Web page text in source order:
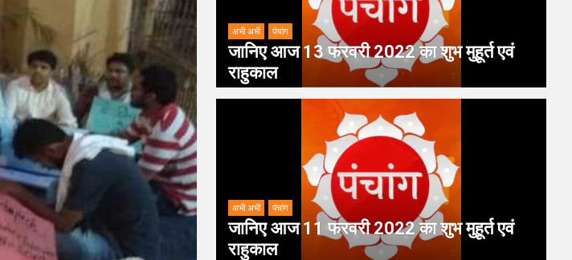
अभी अभी पंचांग
जानिए आज 13 फरवरी 2022 का शुभ मुहूर्त एवं
राहुकाल
अभी अभी पंचांग
जानिए आज 11 फरवरी 2022 का शुभ मुहूर्त एवं
राहुकाल